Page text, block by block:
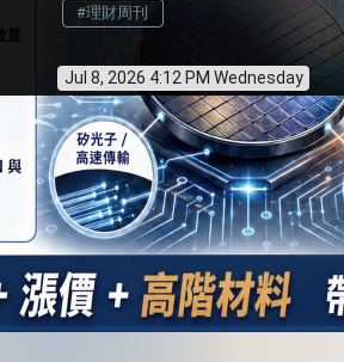
#理財周刊
Jul 8, 2026 4:12 PM Wednesday